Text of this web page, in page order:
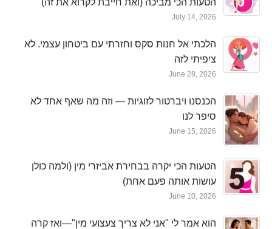
הטעות הכי מביכה (ואת חייבת לקרוא את זה)
July 14, 2026
הלכתי אל חנות סקס וחזרתי עם ביטחון עצמי. לא
ציפיתי לזה
June 28, 2026
הכנסנו ויברטור לזוגיות — וזה מה שאף אחד לא
סיפר לנו
June 15, 2026
הטעות הכי יקרה בבחירת אביזרי מין (ולמה כולן
עושות אותה פעם אחת)
June 10, 2026
הוא אמר לי "אני לא צריך צעצועי מין"—ואז קרה